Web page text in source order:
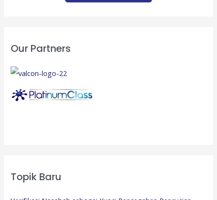
Our Partners
Topik Baru